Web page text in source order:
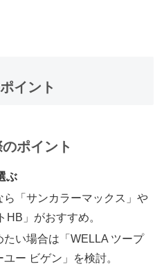
イント
ポイント
ぶ
ら「サンカラーマックス」や
HB」がおすすめ。
たい場合は「WELLA ツープ
ー ビゲン」を検討。